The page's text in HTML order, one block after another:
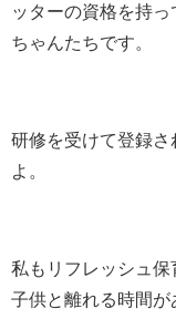
ッターの資格を持
ちゃんたちです。
研修を受けて登録
よ。
私もリフレッシュ
子供と離れる時間が